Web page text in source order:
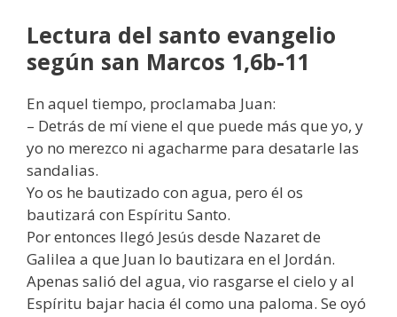
Lectura del santo evangelio
según san Marcos 1,6b-11
En aquel tiempo, proclamaba Juan:
– Detrás de mí viene el que puede más que yo, y
yo no merezco ni agacharme para desatarle las
sandalias.
Yo os he bautizado con agua, pero él os
bautizará con Espíritu Santo.
Por entonces llegó Jesús desde Nazaret de
Galilea a que Juan lo bautizara en el Jordán.
Apenas salió del agua, vio rasgarse el cielo y al
Espíritu bajar hacia él como una paloma. Se oyó